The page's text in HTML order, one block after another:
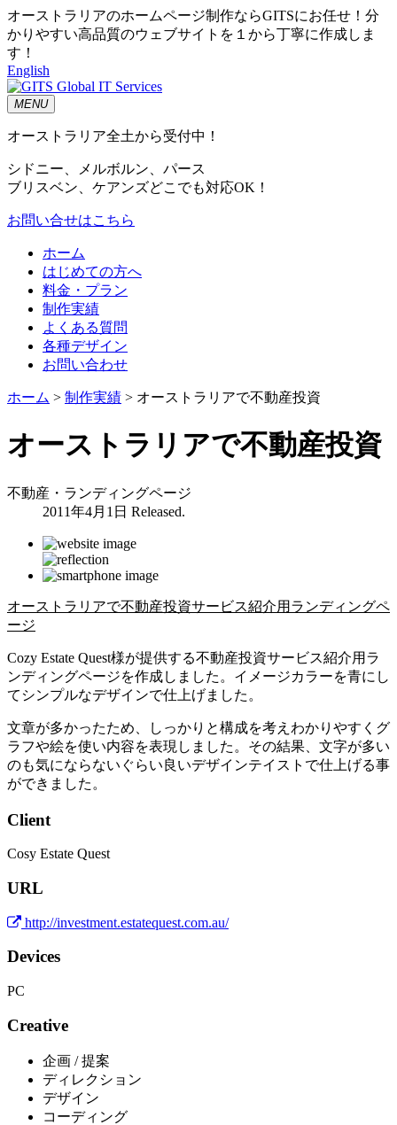
オーストラリアのホームページ制作ならGITSにお任せ！分
かりやすい高品質のウェブサイトを１から丁寧に作成しま
す！
English
MENU
オーストラリア全土から受付中！
シドニー、メルボルン、パース
ブリスベン、ケアンズどこでも対応OK！
お問い合せはこちら
ホーム
はじめての方へ
料金・プラン
制作実績
よくある質問
各種デザイン
お問い合わせ
ホーム > 制作実績 > オーストラリアで不動産投資
オーストラリアで不動産投資
不動産・ランディングページ
2011年4月1日 Released.
オーストラリアで不動産投資サービス紹介用ランディングペ
ージ
Cozy Estate Quest様が提供する不動産投資サービス紹介用ラ
ンディングページを作成しました。イメージカラーを青にし
てシンプルなデザインで仕上げました。
文章が多かったため、しっかりと構成を考えわかりやすくグ
ラフや絵を使い内容を表現しました。その結果、文字が多い
のも気にならないぐらい良いデザインテイストで仕上げる事
ができました。
Client
Cosy Estate Quest
URL
http://investment.estatequest.com.au/
Devices
PC
Creative
企画 / 提案
ディレクション
デザイン
コーディング